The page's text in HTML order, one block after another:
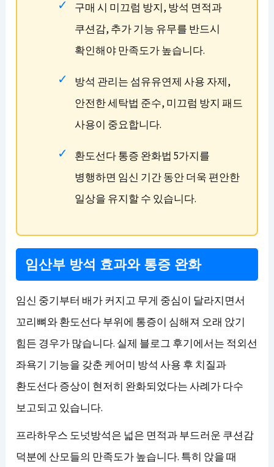
구매 시 미끄럼 방지, 방석 면적과
쿠션감, 추가 기능 유무를 반드시
확인해야 만족도가 높습니다.
방석 관리는 섬유유연제 사용 자제,
안전한 세탁법 준수, 미끄럼 방지 패드
사용이 중요합니다.
환도선다 통증 완화법 5가지를
병행하면 임신 기간 동안 더욱 편안한
일상을 유지할 수 있습니다.
임산부 방석 효과와 통증 완화
임신 중기부터 배가 커지고 무게 중심이 달라지면서
꼬리뼈와 환도선다 부위에 통증이 심해져 오래 앉기
힘든 경우가 많습니다. 실제 블로그 후기에서는 적외선
좌욕기 기능을 갖춘 케어미 방석 사용 후 치질과
환도선다 증상이 현저히 완화되었다는 사례가 다수
보고되고 있습니다.
프라하우스 도넛방석은 넓은 면적과 부드러운 쿠션감
덕분에 산모들의 만족도가 높습니다. 특히 앉을 때